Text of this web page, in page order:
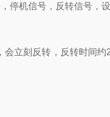
机信号，反转信号，
立刻反转，反转时间